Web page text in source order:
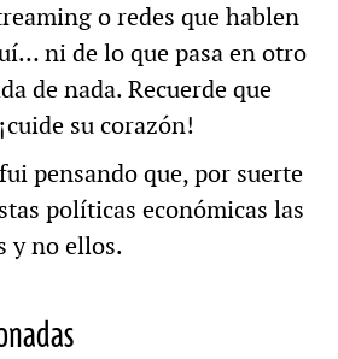
o redes que hablen
ni de lo que pasa en otro
de nada. Recuerde que
su corazón!
pensando que, por suerte
políticas económicas las
y no ellos.